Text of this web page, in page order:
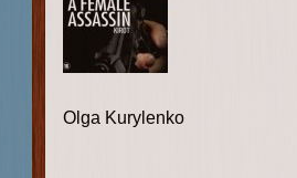
Olga Kurylenko